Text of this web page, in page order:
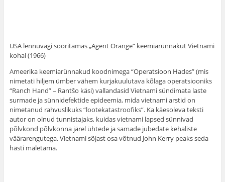
USA lennuvägi sooritamas „Agent Orange“ keemiarünnakut Vietnami
kohal (1966)
Ameerika keemiarünnakud koodnimega “Operatsioon Hades” (mis
nimetati hiljem ümber vähem kurjakuulutava kõlaga operatsiooniks
“Ranch Hand” – Rantšo käsi) vallandasid Vietnami sündimata laste
surmade ja sünnidefektide epideemia, mida vietnami arstid on
nimetanud rahvuslikuks “lootekatastroofiks”. Ka käesoleva teksti
autor on olnud tunnistajaks, kuidas vietnami lapsed sünnivad
põlvkond põlvkonna järel ühtede ja samade jubedate kehaliste
väärarengutega. Vietnami sõjast osa võtnud John Kerry peaks seda
hästi mäletama.